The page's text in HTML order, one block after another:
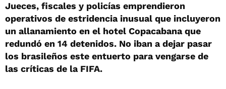
Jueces, fiscales y policías emprendieron
operativos de estridencia inusual que incluyeron
un allanamiento en el hotel Copacabana que
redundó en 14 detenidos. No iban a dejar pasar
los brasileños este entuerto para vengarse de
las críticas de la FIFA.